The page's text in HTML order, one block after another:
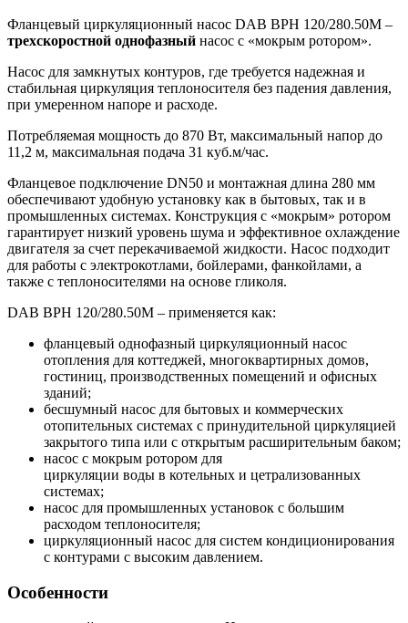
Фланцевый циркуляционный насос DAB BPH 120/280.50M –
трехскоростной однофазный насос с «мокрым ротором».
Насос для замкнутых контуров, где требуется надежная и
стабильная циркуляция теплоносителя без падения давления,
при умеренном напоре и расходе.
Потребляемая мощность до 870 Вт, максимальный напор до
11,2 м, максимальная подача 31 куб.м/час.
Фланцевое подключение DN50 и монтажная длина 280 мм
обеспечивают удобную установку как в бытовых, так и в
промышленных системах. Конструкция с «мокрым» ротором
гарантирует низкий уровень шума и эффективное охлаждение
двигателя за счет перекачиваемой жидкости. Насос подходит
для работы с электрокотлами, бойлерами, фанкойлами, а
также с теплоносителями на основе гликоля.
DAB BPH 120/280.50M – применяется как:
фланцевый однофазный циркуляционный насос
отопления для коттеджей, многоквартирных домов,
гостиниц, производственных помещений и офисных
зданий;
бесшумный насос для бытовых и коммерческих
отопительных системах с принудительной циркуляцией
закрытого типа или с открытым расширительным баком;
насос с мокрым ротором для
циркуляции воды в котельных и цетрализованных
системах;
насос для промышленных установок с большим
расходом теплоносителя;
циркуляционный насос для систем кондиционирования
с контурами с высоким давлением.
Особенности